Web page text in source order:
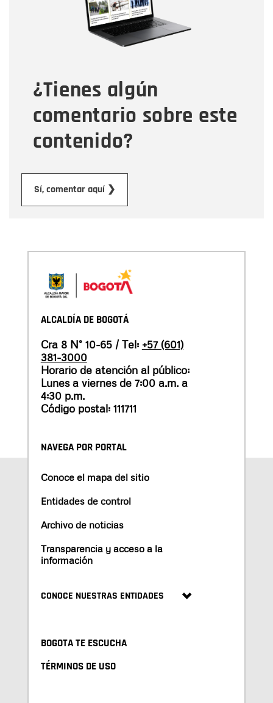
¿Tienes algún
comentario sobre este
contenido?
Sí, comentar aquí ❯
Tipo de comentario
Mensaje
ALCALDÍA DE BOGOTÁ
Cra 8 N° 10-65 / Tel: +57 (601)
381-3000
Horario de atención al público:
Lunes a viernes de 7:00 a.m. a
4:30 p.m.
Código postal: 111711
NAVEGA POR PORTAL
Conoce el mapa del sitio
Entidades de control
Archivo de noticias
Transparencia y acceso a la
información
CONOCE NUESTRAS ENTIDADES
BOGOTA TE ESCUCHA
TÉRMINOS DE USO